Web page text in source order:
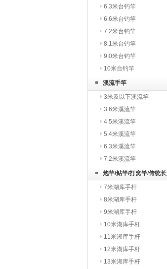
6.3米台钓竿
6.6米台钓竿
7.2米台钓竿
8.1米台钓竿
9.0米台钓竿
10米台钓竿
溪流手竿
3米及以下溪流竿
3.6米溪流竿
4.5米溪流竿
5.4米溪流竿
6.3米溪流竿
7.2米溪流竿
炮竿/鲇竿/打窝竿/传统长
竿
7米湖库手杆
8米湖库手杆
9米湖库手杆
10米湖库手杆
11米湖库手杆
12米湖库手杆
13米湖库手杆